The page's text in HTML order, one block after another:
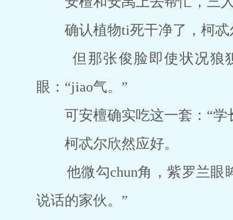
确认植物ti死干净了，柯忒尔
但那张俊脸即使状况狼狈
眼：“jiao气。”
可安檀确实吃这一套：“学
柯忒尔欣然应好。
他微勾chun角，紫罗兰眼眸
说话的家伙。”